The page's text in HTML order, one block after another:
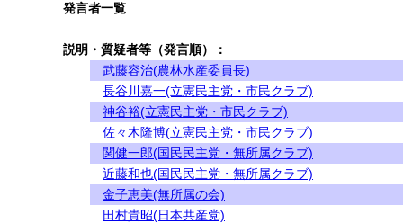
発言者一覧
説明・質疑者等（発言順）：
武藤容治(農林水産委員長)
長谷川嘉一(立憲民主党・市民クラブ)
神谷裕(立憲民主党・市民クラブ)
佐々木隆博(立憲民主党・市民クラブ)
関健一郎(国民民主党・無所属クラブ)
近藤和也(国民民主党・無所属クラブ)
金子恵美(無所属の会)
田村貴昭(日本共産党)